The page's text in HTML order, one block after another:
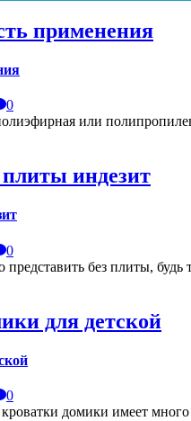
применения
0
или
индезит
0
без плиты, будь
для детской
0
домики имеет